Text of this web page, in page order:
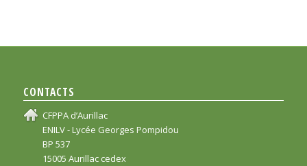
CONTACTS
CFPPA d’Aurillac
ENILV - Lycée Georges Pompidou
BP 537
15005 Aurillac cedex